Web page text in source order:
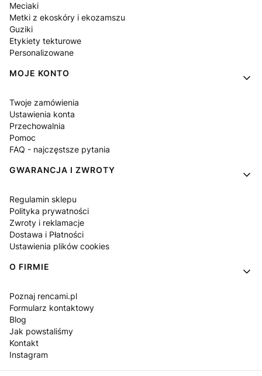
Meciaki
Metki z ekoskóry i ekozamszu
Guziki
Etykiety tekturowe
Personalizowane
MOJE KONTO
Twoje zamówienia
Ustawienia konta
Przechowalnia
Pomoc
FAQ - najczęstsze pytania
GWARANCJA I ZWROTY
Regulamin sklepu
Polityka prywatności
Zwroty i reklamacje
Dostawa i Płatności
Ustawienia plików cookies
O FIRMIE
Poznaj rencami.pl
Formularz kontaktowy
Blog
Jak powstaliśmy
Kontakt
Instagram